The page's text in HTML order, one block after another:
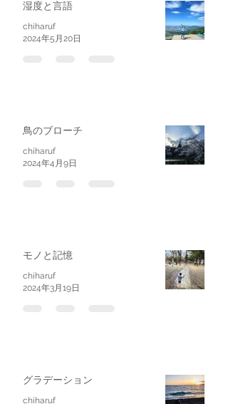
湿度と言語
chiharuf
2024年5月20日
鳥のブローチ
chiharuf
2024年4月9日
モノと記憶
chiharuf
2024年3月19日
グラデーション
chiharuf